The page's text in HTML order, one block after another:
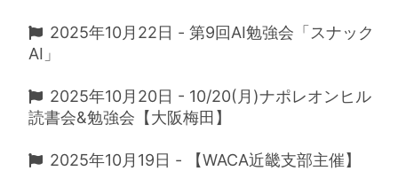
2025年10月22日 - 第9回AI勉強会「スナック
AI」
2025年10月20日 - 10/20(月)ナポレオンヒル
読書会&勉強会【大阪梅田】
2025年10月19日 - 【WACA近畿支部主催】